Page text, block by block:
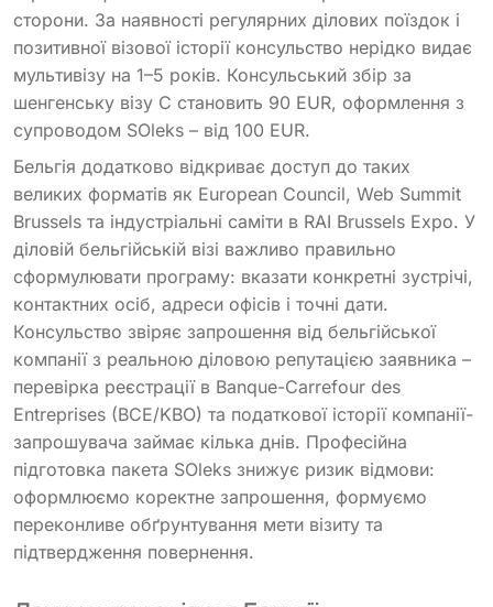
сторони. За наявності регулярних ділових поїздок і
позитивної візової історії консульство нерідко видає
мультивізу на 1–5 років. Консульський збір за
шенгенську візу C становить 90 EUR, оформлення з
супроводом SOleks – від 100 EUR.
Бельгія додатково відкриває доступ до таких
великих форматів як European Council, Web Summit
Brussels та індустріальні саміти в RAI Brussels Expo. У
діловій бельгійській візі важливо правильно
сформулювати програму: вказати конкретні зустрічі,
контактних осіб, адреси офісів і точні дати.
Консульство звіряє запрошення від бельгійської
компанії з реальною діловою репутацією заявника –
перевірка реєстрації в Banque-Carrefour des
Entreprises (BCE/KBO) та податкової історії компанії-
запрошувача займає кілька днів. Професійна
підготовка пакета SOleks знижує ризик відмови:
оформлюємо коректне запрошення, формуємо
переконливе обґрунтування мети візиту та
підтвердження повернення.